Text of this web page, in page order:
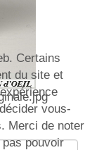
Certains
du site et
vous-
Merci de noter
pouvoir